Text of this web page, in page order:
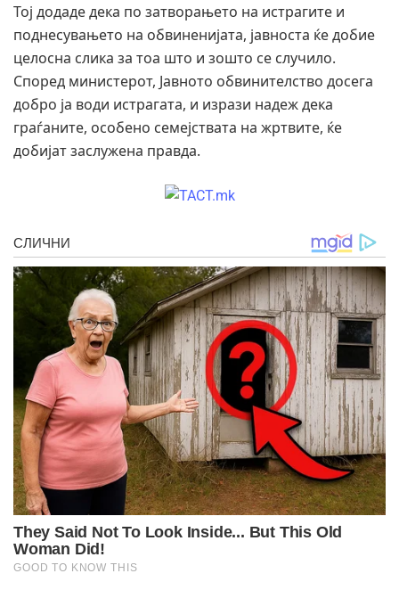
Тој додаде дека по затворањето на истрагите и
поднесувањето на обвиненијата, јавноста ќе добие
целосна слика за тоа што и зошто се случило.
Според министерот, Јавното обвинителство досега
добро ја води истрагата, и изрази надеж дека
граѓаните, особено семејствата на жртвите, ќе
добијат заслужена правда.